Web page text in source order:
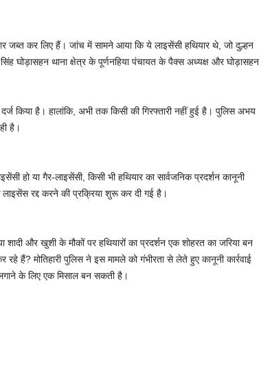
जब्त कर लिए हैं। जांच में सामने आया कि ये लाइसेंसी हथियार थे, जो दुल्हन
घोड़ासहन थाना क्षेत्र के पूर्णनहिया पंचायत के पैक्स अध्यक्ष और घोड़ासहन
है। हालांकि, अभी तक किसी की गिरफ्तारी नहीं हुई है। पुलिस अभय
है।
हो या गैर-लाइसेंसी, किसी भी हथियार का सार्वजनिक प्रदर्शन कानूनी
लाइसेंस रद्द करने की प्रक्रिया शुरू कर दी गई है।
और खुशी के मौकों पर हथियारों का प्रदर्शन एक शोहरत का जरिया बन
हैं? मोतिहारी पुलिस ने इस मामले को गंभीरता से लेते हुए कानूनी कार्रवाई
के लिए एक मिसाल बन सकती है।